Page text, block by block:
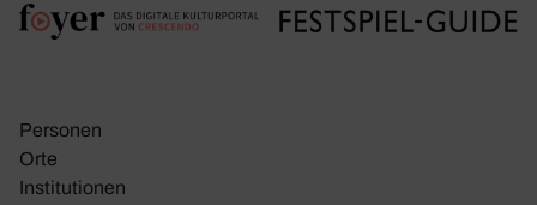
Personen
Orte
Insti­tu­tionen